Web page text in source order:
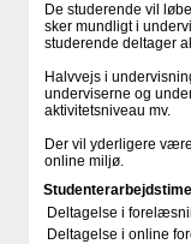
De studerende vil
sker mundligt i
studerende deltager
Halvvejs i
underviserne og
aktivitetsniveau mv.
Der vil yderligere
online miljø.
Deltagelse i
Deltagelse i online